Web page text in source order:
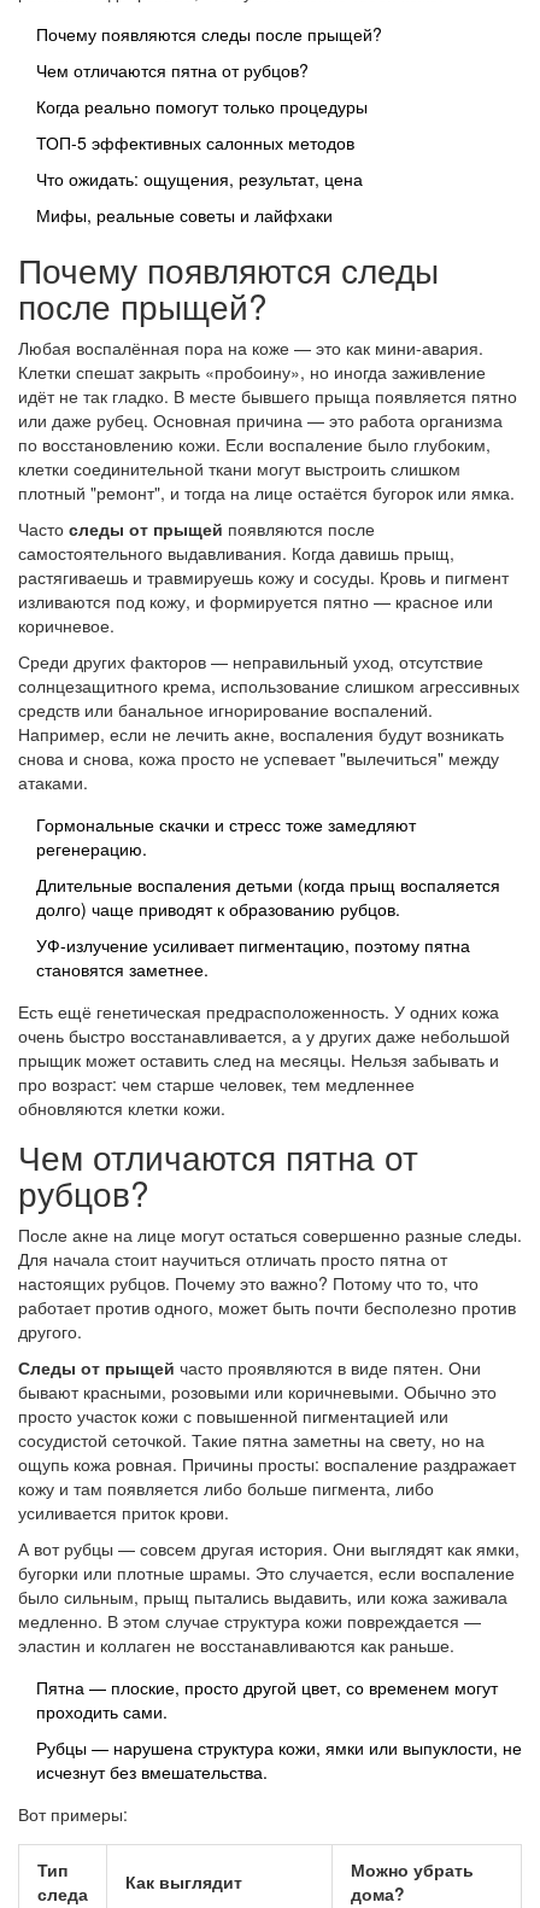
Почему появляются следы после прыщей?
Чем отличаются пятна от рубцов?
Когда реально помогут только процедуры
ТОП-5 эффективных салонных методов
Что ожидать: ощущения, результат, цена
Мифы, реальные советы и лайфхаки
Почему появляются следы
после прыщей?
Любая воспалённая пора на коже — это как мини-авария.
Клетки спешат закрыть «пробоину», но иногда заживление
идёт не так гладко. В месте бывшего прыща появляется пятно
или даже рубец. Основная причина — это работа организма
по восстановлению кожи. Если воспаление было глубоким,
клетки соединительной ткани могут выстроить слишком
плотный "ремонт", и тогда на лице остаётся бугорок или ямка.
Часто следы от прыщей появляются после
самостоятельного выдавливания. Когда давишь прыщ,
растягиваешь и травмируешь кожу и сосуды. Кровь и пигмент
изливаются под кожу, и формируется пятно — красное или
коричневое.
Среди других факторов — неправильный уход, отсутствие
солнцезащитного крема, использование слишком агрессивных
средств или банальное игнорирование воспалений.
Например, если не лечить акне, воспаления будут возникать
снова и снова, кожа просто не успевает "вылечиться" между
атаками.
Гормональные скачки и стресс тоже замедляют
регенерацию.
Длительные воспаления детьми (когда прыщ воспаляется
долго) чаще приводят к образованию рубцов.
УФ-излучение усиливает пигментацию, поэтому пятна
становятся заметнее.
Есть ещё генетическая предрасположенность. У одних кожа
очень быстро восстанавливается, а у других даже небольшой
прыщик может оставить след на месяцы. Нельзя забывать и
про возраст: чем старше человек, тем медленнее
обновляются клетки кожи.
Чем отличаются пятна от
рубцов?
После акне на лице могут остаться совершенно разные следы.
Для начала стоит научиться отличать просто пятна от
настоящих рубцов. Почему это важно? Потому что то, что
работает против одного, может быть почти бесполезно против
другого.
Следы от прыщей часто проявляются в виде пятен. Они
бывают красными, розовыми или коричневыми. Обычно это
просто участок кожи с повышенной пигментацией или
сосудистой сеточкой. Такие пятна заметны на свету, но на
ощупь кожа ровная. Причины просты: воспаление раздражает
кожу и там появляется либо больше пигмента, либо
усиливается приток крови.
А вот рубцы — совсем другая история. Они выглядят как ямки,
бугорки или плотные шрамы. Это случается, если воспаление
было сильным, прыщ пытались выдавить, или кожа заживала
медленно. В этом случае структура кожи повреждается —
эластин и коллаген не восстанавливаются как раньше.
Пятна — плоские, просто другой цвет, со временем могут
проходить сами.
Рубцы — нарушена структура кожи, ямки или выпуклости, не
исчезнут без вмешательства.
Вот примеры:
Тип
следа
Как выглядит
Можно убрать
дома?